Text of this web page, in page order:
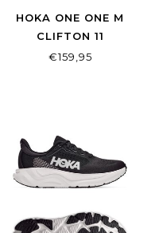
HOKA ONE ONE M
CLIFTON 11
FROST/BLACK
€159,95